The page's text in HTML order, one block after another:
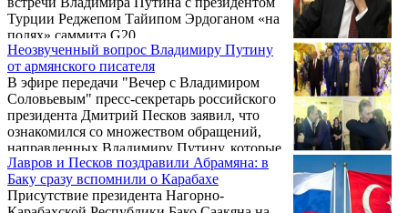
Турции Реджепом Тайипом Эрдоганом «на
полях» саммита G20.
Неозвученный вопрос Владимиру Путину
от армянского писателя
В эфире передачи "Вечер с Владимиром
Соловьевым" пресс-секретарь российского
президента Дмитрий Песков заявил, что
ознакомился со множеством обращений,
направленных Владимиру Путину, которые
оказались, что называется, за кадром
Прямой линии с президентом, прошедшей
15 июня.
Лавров и Песков поздравили Абрамяна: в
Баку сразу вспомнили о Карабахе
Присутствие президента Нагорно-